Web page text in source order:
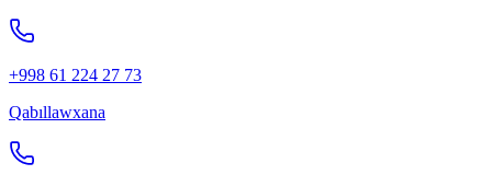
+998 61 224 27 73
Qabıllawxana